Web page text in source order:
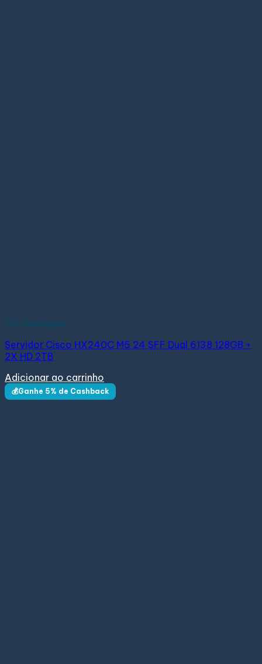
Em destaque
Servidor Cisco HX240C M5 24 SFF Dual 6138 128GB +
2X HD 2TB
Adicionar ao carrinho
💰Ganhe 5% de Cashback